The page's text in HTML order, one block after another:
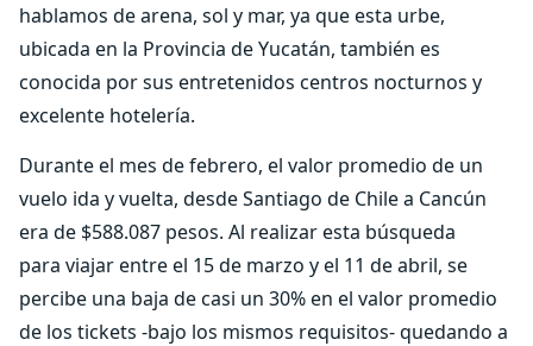
hablamos de arena, sol y mar, ya que esta urbe,
ubicada en la Provincia de Yucatán, también es
conocida por sus entretenidos centros nocturnos y
excelente hotelería.
Durante el mes de febrero, el valor promedio de un
vuelo ida y vuelta, desde Santiago de Chile a Cancún
era de $588.087 pesos. Al realizar esta búsqueda
para viajar entre el 15 de marzo y el 11 de abril, se
percibe una baja de casi un 30% en el valor promedio
de los tickets -bajo los mismos requisitos- quedando a